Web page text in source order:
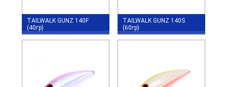
TAILWALK GUNZ 140F
(40гр)
TAILWALK GUNZ 140S
(60гр)